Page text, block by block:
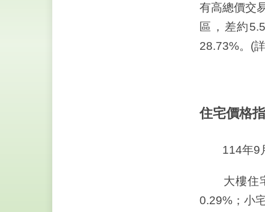
有高總價交
區，差約
28.73%。(
住宅價格
114年9月
大樓住宅
0.29%；小